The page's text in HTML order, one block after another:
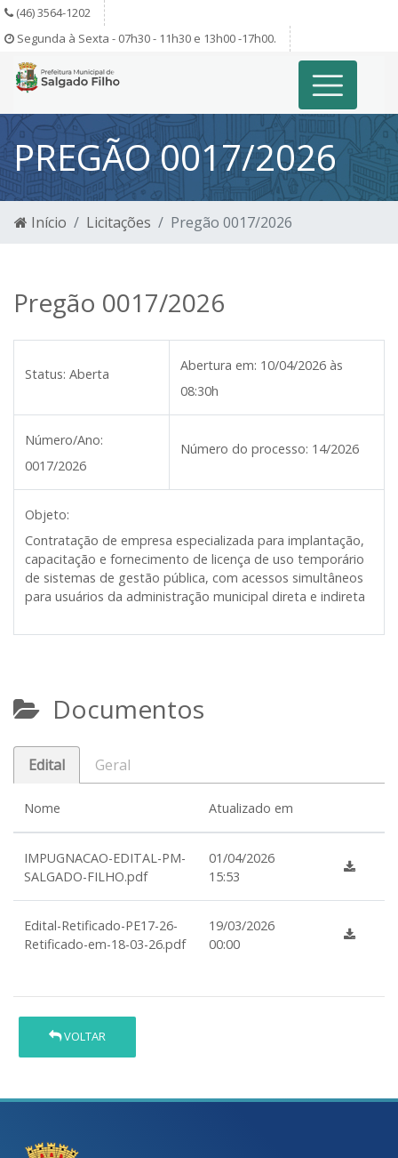
(46) 3564-1202
Segunda à Sexta - 07h30 - 11h30 e 13h00 -17h00.
PREGÃO 0017/2026
Início Licitações Pregão 0017/2026
Pregão 0017/2026
Status: Aberta
Abertura em: 10/04/2026 às
08:30h
Número/Ano:
0017/2026
Número do processo: 14/2026
Objeto:
Contratação de empresa especializada para implantação,
capacitação e fornecimento de licença de uso temporário
de sistemas de gestão pública, com acessos simultâneos
para usuários da administração municipal direta e indireta
Documentos
Edital Geral
Nome Atualizado em
IMPUGNACAO-EDITAL-PM-
SALGADO-FILHO.pdf
01/04/2026
15:53
Edital-Retificado-PE17-26-
Retificado-em-18-03-26.pdf
19/03/2026
00:00
VOLTAR